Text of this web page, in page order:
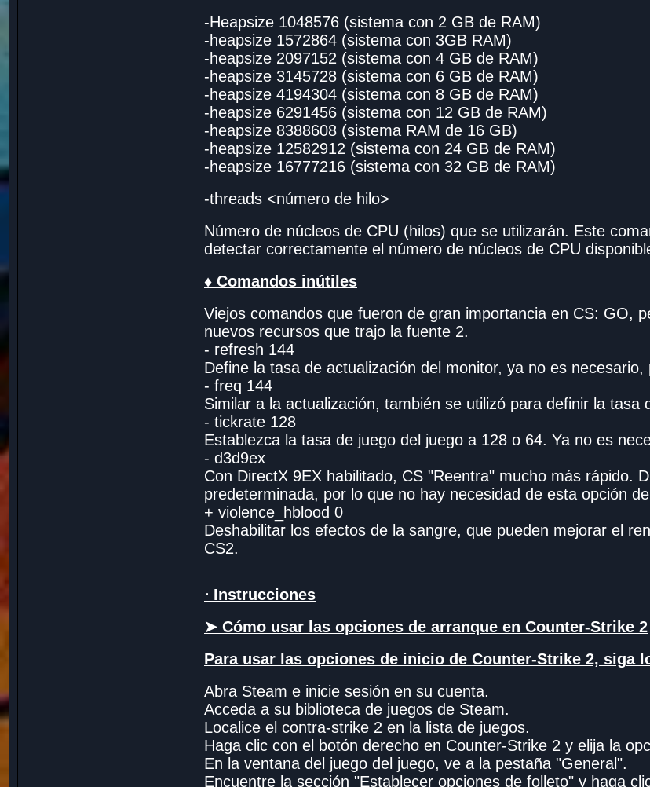
-Heapsize 1048576 (sistema con 2 GB de RAM)
-heapsize 1572864 (sistema con 3GB RAM)
-heapsize 2097152 (sistema con 4 GB de RAM)
-heapsize 3145728 (sistema con 6 GB de RAM)
-heapsize 4194304 (sistema con 8 GB de RAM)
-heapsize 6291456 (sistema con 12 GB de RAM)
-heapsize 8388608 (sistema RAM de 16 GB)
-heapsize 12582912 (sistema con 24 GB de RAM)
-heapsize 16777216 (sistema con 32 GB de RAM)
-threads <número de hilo>
Número de núcleos de CPU (hilos) que se utilizarán. Este
detectar correctamente el número de núcleos de CPU
♦ Comandos inútiles
Viejos comandos que fueron de gran importancia en CS: GO,
nuevos recursos que trajo la fuente 2.
- refresh 144
Define la tasa de actualización del monitor, ya no es
- freq 144
Similar a la actualización, también se utilizó para definir la tasa
- tickrate 128
Establezca la tasa de juego del juego a 128 o 64. Ya no es
- d3d9ex
Con DirectX 9EX habilitado, CS "Reentra" mucho más rápido.
predeterminada, por lo que no hay necesidad de esta opción
+ violence_hblood 0
Deshabilitar los efectos de la sangre, que pueden mejorar el
CS2.
⋅ Instrucciones
➤ Cómo usar las opciones de arranque en Counter-Strike 2
Para usar las opciones de inicio de Counter-Strike 2, siga
Abra Steam e inicie sesión en su cuenta.
Acceda a su biblioteca de juegos de Steam.
Localice el contra-strike 2 en la lista de juegos.
Haga clic con el botón derecho en Counter-Strike 2 y elija la
En la ventana del juego del juego, ve a la pestaña "General".
Encuentre la sección "Establecer opciones de folleto" y haga